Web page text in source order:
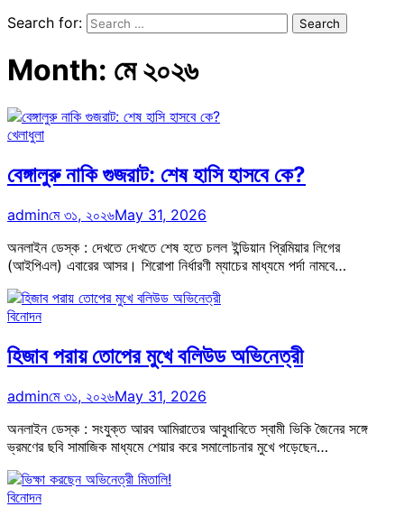
Search for:
Month: মে ২০২৬
খেলাধুলা
বেঙ্গালুরু নাকি গুজরাট: শেষ হাসি হাসবে কে?
adminমে ৩১, ২০২৬May 31, 2026
অনলাইন ডেস্ক : দেখতে দেখতে শেষ হতে চলল ইন্ডিয়ান প্রিমিয়ার লিগের
(আইপিএল) এবারের আসর। শিরোপা নির্ধারণী ম্যাচের মাধ্যমে পর্দা নামবে…
বিনোদন
হিজাব পরায় তোপের মুখে বলিউড অভিনেত্রী
adminমে ৩১, ২০২৬May 31, 2026
অনলাইন ডেস্ক : সংযুক্ত আরব আমিরাতের আবুধাবিতে স্বামী ভিকি জৈনের সঙ্গে
ভ্রমণের ছবি সামাজিক মাধ্যমে শেয়ার করে সমালোচনার মুখে পড়েছেন…
বিনোদন